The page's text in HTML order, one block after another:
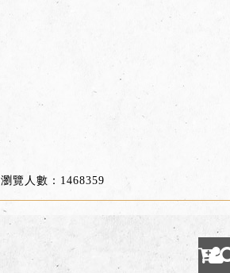
瀏覽人數：1468359